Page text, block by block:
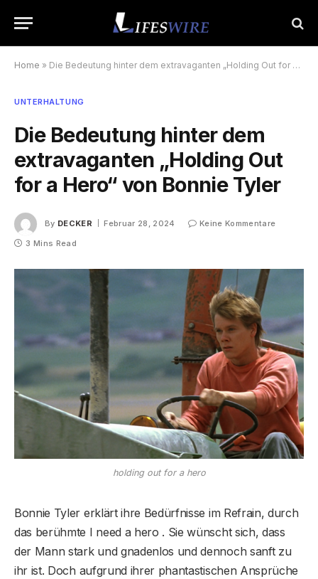
Home » Die Bedeutung hinter dem extravaganten „Holding Out for a Hero“ von Bonnie Tyler
UNTERHALTUNG
Die Bedeutung hinter dem
extravaganten „Holding Out
for a Hero“ von Bonnie Tyler
By DECKER Februar 28, 2024
Keine Kommentare
3 Mins Read
holding out for a hero
Bonnie Tyler erklärt ihre Bedürfnisse im Refrain, durch
das berühmte I need a hero . Sie wünscht sich, dass
der Mann stark und gnadenlos und dennoch sanft zu
ihr ist. Doch aufgrund ihrer phantastischen Ansprüche